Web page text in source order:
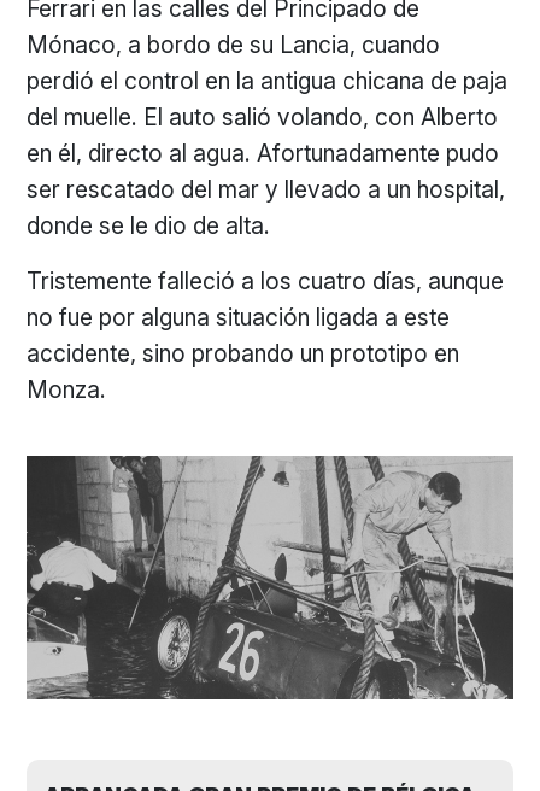
Ferrari en las calles del Principado de
Mónaco, a bordo de su Lancia, cuando
perdió el control en la antigua chicana de paja
del muelle. El auto salió volando, con Alberto
en él, directo al agua. Afortunadamente pudo
ser rescatado del mar y llevado a un hospital,
donde se le dio de alta.
Tristemente falleció a los cuatro días, aunque
no fue por alguna situación ligada a este
accidente, sino probando un prototipo en
Monza.